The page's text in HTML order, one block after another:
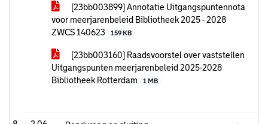
[23bb003899] Annotatie Uitgangspuntennota
voor meerjarenbeleid Bibliotheek 2025 - 2028
ZWCS 140623
159 KB
[23bb003160] Raadsvoorstel over vaststellen
Uitgangspunten meerjarenbeleid 2025-2028
Bibliotheek Rotterdam
1 MB